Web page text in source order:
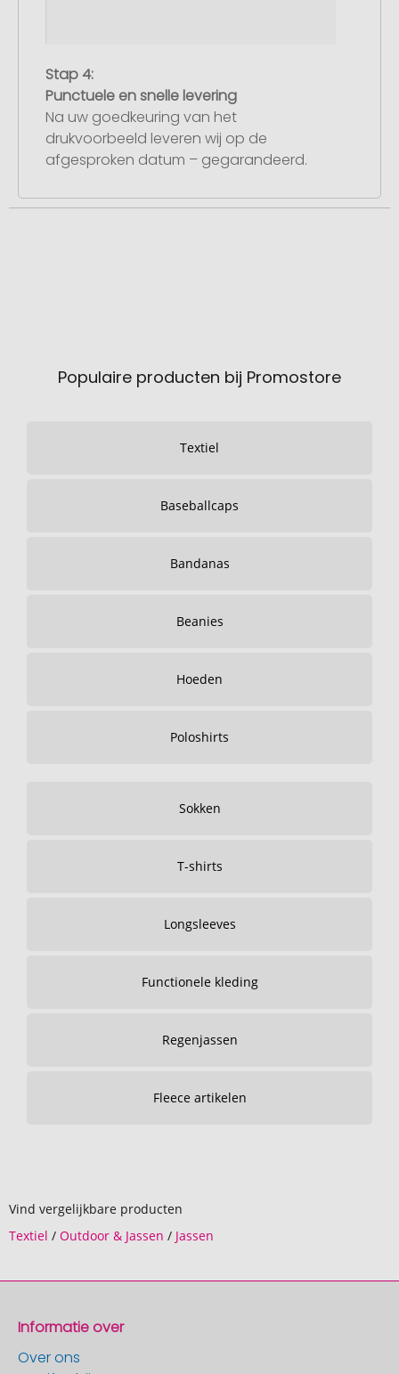
Stap 4:
Punctuele en snelle levering
Na uw goedkeuring van het
drukvoorbeeld leveren wij op de
afgesproken datum – gegarandeerd.
Populaire producten bij Promostore
Textiel
Baseballcaps
Bandanas
Beanies
Hoeden
Poloshirts
Sokken
T-shirts
Longsleeves
Functionele kleding
Regenjassen
Fleece artikelen
Vind vergelijkbare producten
Textiel / Outdoor & Jassen / Jassen
Informatie over
Over ons